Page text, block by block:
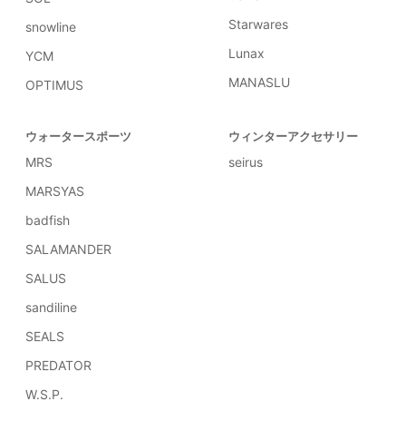
snowline
YCM
OPTIMUS
Starwares
Lunax
MANASLU
ウォータースポーツ
MRS
MARSYAS
badfish
SALAMANDER
SALUS
sandiline
SEALS
PREDATOR
W.S.P.
ウィンターアクセサリー
seirus